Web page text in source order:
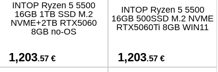
INTOP Ryzen 5 5500
16GB 1TB SSD M.2
NVME+2TB RTX5060
8GB no-OS
1,203.57 €
INTOP Ryzen 5 5500
16GB 500SSD M.2 NVME
RTX5060Ti 8GB WIN11
1,203.57 €